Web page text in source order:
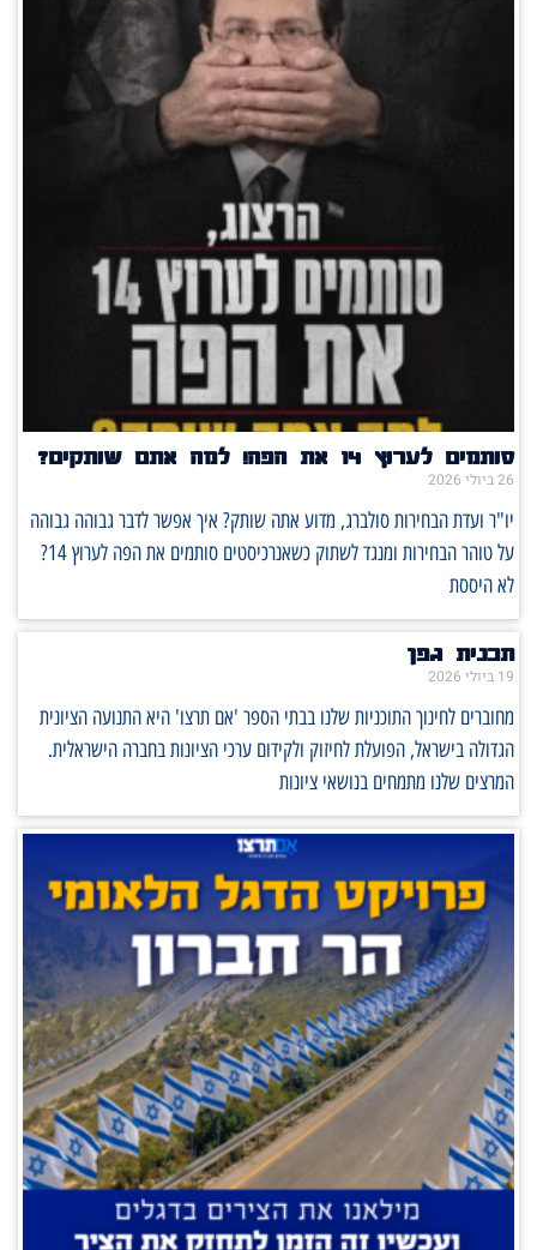
סותמים לערוץ 14 את הפה! למה אתם שותקים?
26 ביולי 2026
יו"ר ועדת הבחירות סולברג, מדוע אתה שותק? איך אפשר לדבר גבוהה גבוהה
על טוהר הבחירות ומנגד לשתוק כשאנרכיסטים סותמים את הפה לערוץ 14?
לא היססת
תכנית גפן
19 ביולי 2026
מחוברים לחינוך התוכניות שלנו בבתי הספר 'אם תרצו' היא התנועה הציונית
הגדולה בישראל, הפועלת לחיזוק ולקידום ערכי הציונות בחברה הישראלית.
המרצים שלנו מתמחים בנושאי ציונות